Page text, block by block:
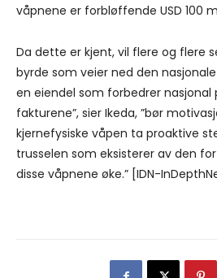
våpnene er forbløffende USD 100
Da dette er kjent, vil flere og flere
byrde som veier ned den
en eiendel som forbedrer nasjonal
fakturene”, sier Ikeda, ”bør
kjernefysiske våpen ta proaktive
trusselen som eksisterer av den
disse våpnene øke.” [IDN-